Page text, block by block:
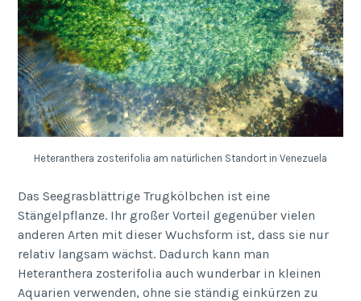
Heteranthera zosterifolia am natürlichen Standort in Venezuela
Das Seegrasblättrige Trugkölbchen ist eine
Stängelpflanze. Ihr großer Vorteil gegenüber vielen
anderen Arten mit dieser Wuchsform ist, dass sie nur
relativ langsam wächst. Dadurch kann man
Heteranthera zosterifolia auch wunderbar in kleinen
Aquarien ver­wenden, ohne sie ständig einkürzen zu